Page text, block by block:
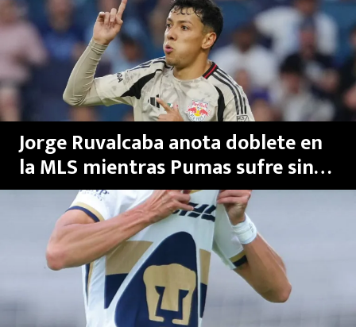
RAYADOS
PUMAS
ATLANTE
SELECCIÓN MEXICANA
FUTBOL INTERNACIONAL
MEXICANOS EN EL EXTRANJERO
FUTBOL ESTUFA
FÓRMULA 1
Jorge Ruvalcaba anota doblete en
la MLS mientras Pumas sufre sin
goles en la final de la Liga MX